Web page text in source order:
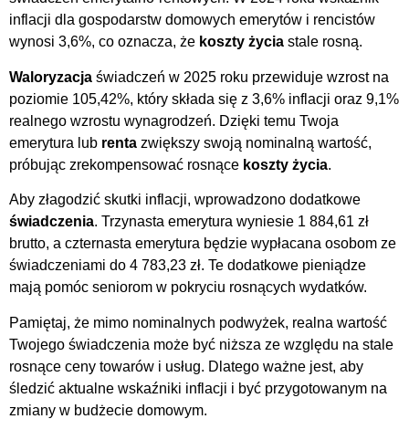
inflacji dla gospodarstw domowych emerytów i rencistów
wynosi 3,6%, co oznacza, że koszty życia stale rosną.
Waloryzacja świadczeń w 2025 roku przewiduje wzrost na
poziomie 105,42%, który składa się z 3,6% inflacji oraz 9,1%
realnego wzrostu wynagrodzeń. Dzięki temu Twoja
emerytura lub renta zwiększy swoją nominalną wartość,
próbując zrekompensować rosnące koszty życia.
Aby złagodzić skutki inflacji, wprowadzono dodatkowe
świadczenia. Trzynasta emerytura wyniesie 1 884,61 zł
brutto, a czternasta emerytura będzie wypłacana osobom ze
świadczeniami do 4 783,23 zł. Te dodatkowe pieniądze
mają pomóc seniorom w pokryciu rosnących wydatków.
Pamiętaj, że mimo nominalnych podwyżek, realna wartość
Twojego świadczenia może być niższa ze względu na stale
rosnące ceny towarów i usług. Dlatego ważne jest, aby
śledzić aktualne wskaźniki inflacji i być przygotowanym na
zmiany w budżecie domowym.